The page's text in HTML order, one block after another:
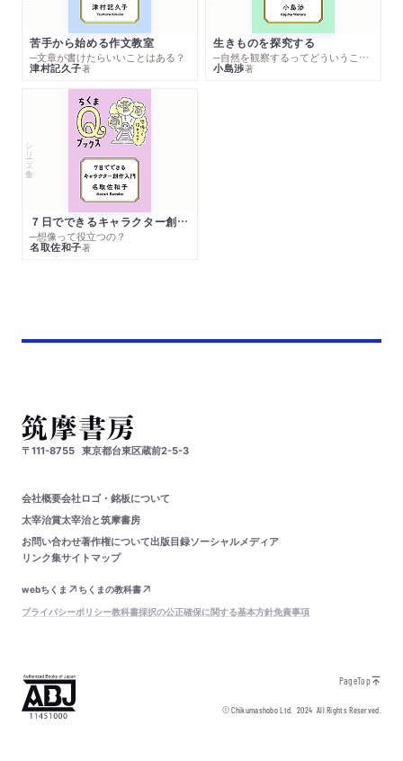
苦手から始める作文教室
─文章が書けたらいいことはある？
津村記久子著
生きものを探究する
─自然を観察するってどういうこと？
小島渉著
シリーズ・全集
７日でできるキャラクター創作入門
─想像って役立つの？
名取佐和子著
〒111-8755 東京都台東区蔵前2-5-3
会社概要会社ロゴ・銘板について
太宰治賞太宰治と筑摩書房
お問い合わせ著作権について出版目録ソーシャルメディア
リンク集サイトマップ
webちくま
ちくまの教科書
プライバシーポリシー教科書採択の公正確保に関する基本方針免責事項
PageTop
© Chikumashobo Ltd.2024 All Rights Reserved.